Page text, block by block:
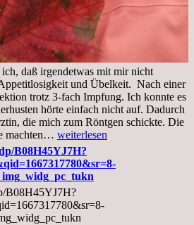
daß irgendetwas mit mir nicht
und Übelkeit. Nach einer
trotz 3-fach Impfung. Ich konnte es
hörte einfach nicht auf. Dadurch
die mich zum Röntgen schickte. Die
machten… Mittwoch,
02.11.2022,
Arztgespräch
und
Diagnose
Lebermetastasen
weiterlesen
B08H45YJ7H?
B08H45YJ7H?